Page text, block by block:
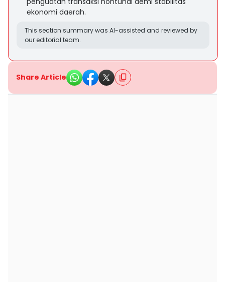
ekonomi daerah.
This section summary was AI-assisted and reviewed by
our editorial team.
Share Article